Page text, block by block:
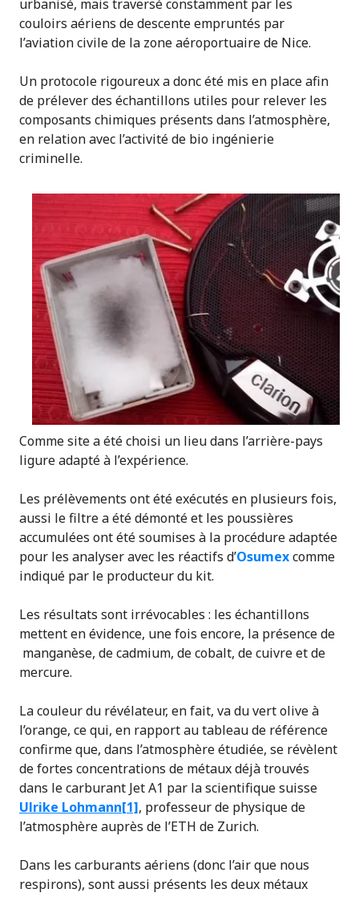
urbanisé, mais traversé constamment par les
couloirs aériens de descente empruntés par
l’aviation civile de la zone aéroportuaire de Nice.
Un protocole rigoureux a donc été mis en place afin
de prélever des échantillons utiles pour relever les
composants chimiques présents dans l’atmosphère,
en relation avec l’activité de bio ingénierie
criminelle.
Comme site a été choisi un lieu dans l’arrière-pays
ligure adapté à l’expérience.
Les prélèvements ont été exécutés en plusieurs fois,
aussi le filtre a été démonté et les poussières
accumulées ont été soumises à la procédure adaptée
pour les analyser avec les réactifs d’Osumexcomme
indiqué par le producteur du kit.
Les résultats sont irrévocables : les échantillons
mettent en évidence, une fois encore, la présence de
manganèse, de cadmium, de cobalt, de cuivre et de
mercure.
La couleur du révélateur, en fait, va du vert olive à
l’orange, ce qui, en rapport au tableau de référence
confirme que, dans l’atmosphère étudiée, se révèlent
de fortes concentrations de métaux déjà trouvés
dans le carburant Jet A1 par la scientifique suisse
Ulrike Lohmann[1], professeur de physique de
l’atmosphère auprès de l’ETH de Zurich.
Dans les carburants aériens (donc l’air que nous
respirons), sont aussi présents les deux métaux